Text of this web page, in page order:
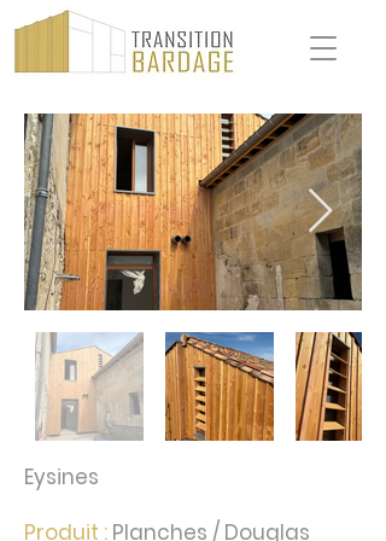
Eysines
Produit : Planches / Douglas